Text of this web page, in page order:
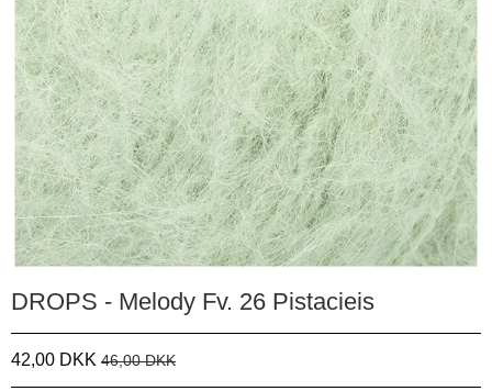
DROPS - Melody Fv. 26 Pistacieis
42,00 DKK 46,00 DKK